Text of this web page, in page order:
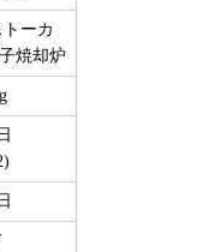
ーカ
焼却炉